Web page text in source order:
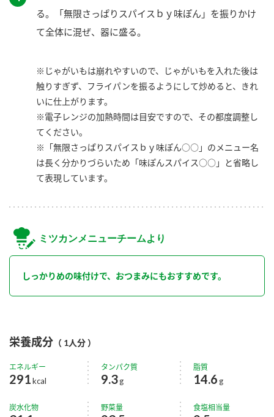
る。「無限さっぱりスパイスｂｙ味ぽん」を振りかけ
て全体に混ぜ、器に盛る。
※じゃがいもは崩れやすいので、じゃがいもを入れた後は
触りすぎず、フライパンを振るようにして炒めると、きれ
いに仕上がります。
※電子レンジの加熱時間は目安ですので、その都度調整し
てください。
※「無限さっぱりスパイスｂｙ味ぽん○○」のメニュー名
は長く分かりづらいため「味ぽんスパイス○○」と省略し
て表現しています。
ミツカンメニューチームより
しっかりめの味付けで、おつまみにもおすすめです。
栄養成分 （ 1人分 ）
エネルギー
291kcal
タンパク質
9.3g
脂質
14.6 g
炭水化物 野菜量 食塩相当量